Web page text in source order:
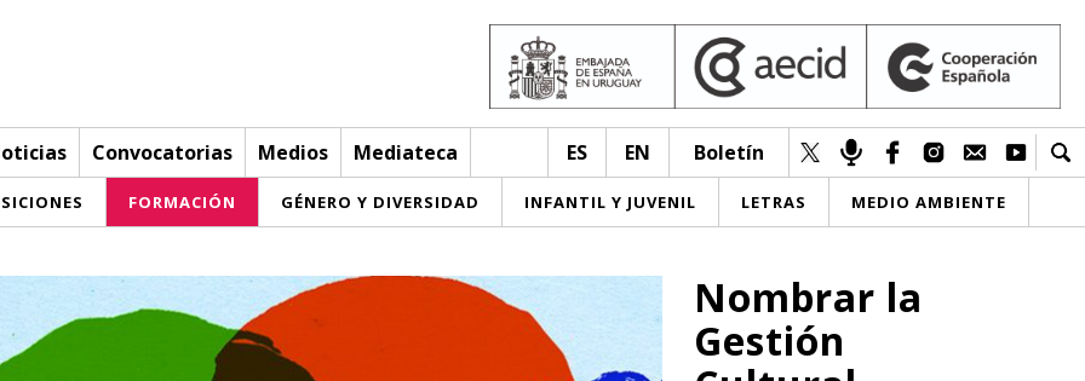
Convocatorias Medios Mediateca ES EN Boletín
FORMACIÓN GÉNERO Y DIVERSIDAD INFANTIL Y JUVENIL LETRAS MEDIO AMBIENTE
Nombrar la
Gestión